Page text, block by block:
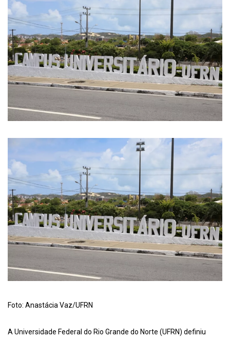
Foto: Anastácia Vaz/UFRN
A Universidade Federal do Rio Grande do Norte (UFRN) definiu